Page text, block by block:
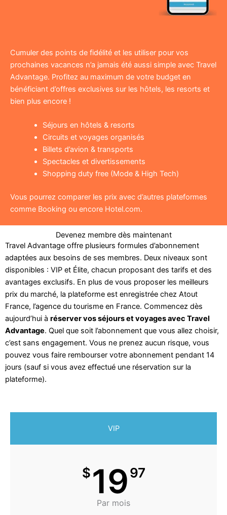
Cumuler des points de fidélité et les utiliser pour vos
prochaines vacances n’a jamais été aussi simple avec Travel
Advantage. Profitez au maximum de votre budget en
bénéficiant d’offres exclusives sur les hôtels, les resorts et
bien plus encore !
Séjours en hôtels & resorts
Circuits et voyages organisés
Billets d’avion & transports
Spectacles et divertissements
Shopping duty free (Mode & High Tech)
Vous pourrez comparer les prix avec d’autres plateformes
comme Booking ou encore Hotel.com.
Devenez membre dès maintenant
Travel Advantage offre plusieurs formules d’abonnement
adaptées aux besoins de ses membres. Deux niveaux sont
disponibles : VIP et Élite, chacun proposant des tarifs et des
avantages exclusifs. En plus de vous proposer les meilleurs
prix du marché, la plateforme est enregistrée chez Atout
France, l’agence du tourisme en France. Commencez dès
aujourd’hui à réserver vos séjours et voyages avec Travel
Advantage. Quel que soit l’abonnement que vous allez choisir,
c’est sans engagement. Vous ne prenez aucun risque, vous
pouvez vous faire rembourser votre abonnement pendant 14
jours (sauf si vous avez effectué une réservation sur la
plateforme).
VIP
$1997
Par mois